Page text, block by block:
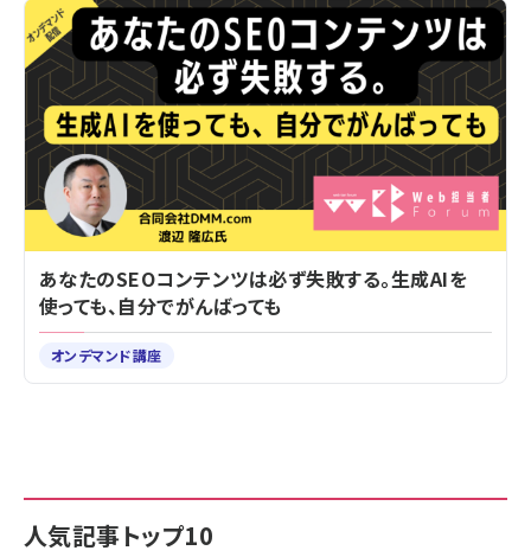
人気記事トップ10
あなたのSEOコンテンツは必ず失敗する。生成AIを
使っても、自分でがんばっても
オンデマンド講座